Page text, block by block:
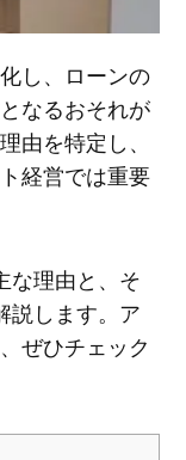
し、ローンの
なるおそれが
由を特定し、
経営では重要
な理由と、そ
説します。ア
ぜひチェック